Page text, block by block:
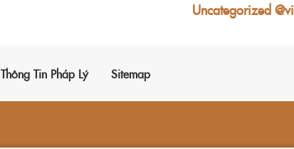
Uncategorized @vi
Thông Tin Pháp Lý Sitemap